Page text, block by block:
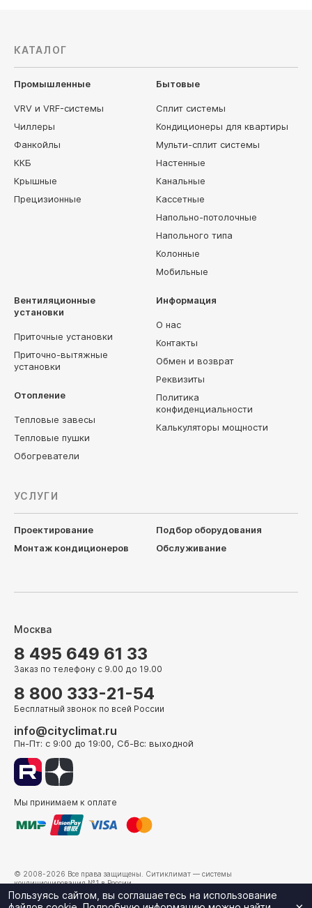
КАТАЛОГ
Промышленные
VRV и VRF-системы
Чиллеры
Фанкойлы
ККБ
Крышные
Прецизионные
Бытовые
Сплит системы
Кондиционеры для квартиры
Мульти-сплит системы
Настенные
Канальные
Кассетные
Напольно-потолочные
Напольного типа
Колонные
Мобильные
Вентиляционные
установки
Приточные установки
Приточно-вытяжные
установки
Отопление
Тепловые завесы
Тепловые пушки
Обогреватели
Информация
О нас
Контакты
Обмен и возврат
Реквизиты
Политика
конфиденциальности
Калькуляторы мощности
УСЛУГИ
Проектирование
Подбор оборудования
Монтаж кондиционеров
Обслуживание
Москва
8 495 649 61 33
Заказ по телефону с 9.00 до 19.00
8 800 333-21-54
Бесплатный звонок по всей России
info@cityclimat.ru
Пн-Пт: с 9:00 до 19:00, Сб-Вс: выходной
Мы принимаем к оплате
© 2008-2026 Все права защищены. Ситиклимат — системы
кондиционирования №1 в России.
г. Москва, ул. Электрозаводская, д. 24
Пользуясь сайтом, вы соглашаетесь на использование